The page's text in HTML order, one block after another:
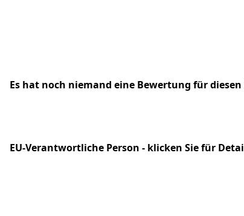
Es hat noch niemand eine Bewertung für
EU-Verantwortliche Person - klicken Sie für